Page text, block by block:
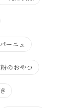
ーニュ
のおやつ